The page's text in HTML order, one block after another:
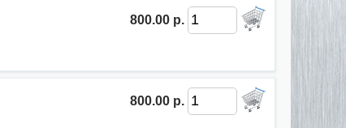
800.00 р.
800.00 р.